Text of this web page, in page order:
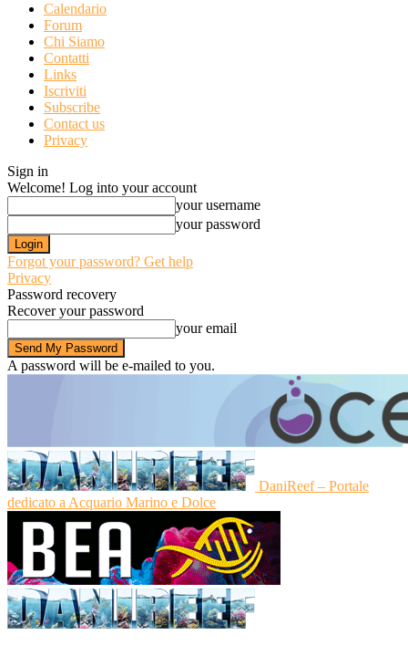
Calendario
Forum
Chi Siamo
Contatti
Links
Iscriviti
Subscribe
Contact us
Privacy
Sign in
Welcome! Log into your account
your username
your password
Forgot your password? Get help
Privacy
Password recovery
Recover your password
your email
A password will be e-mailed to you.
DaniReef – Portale
dedicato a Acquario Marino e Dolce